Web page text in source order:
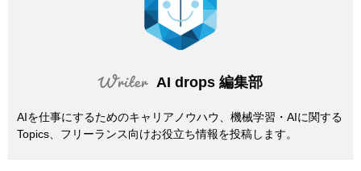
AI drops 編集部
AIを仕事にするためのキャリアノウハウ、機械学習・AIに関する
Topics、フリーランス向けお役立ち情報を投稿します。